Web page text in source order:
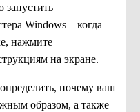
запустить
Windows – когда
нажмите
на экране.
почему ваш
образом, а также